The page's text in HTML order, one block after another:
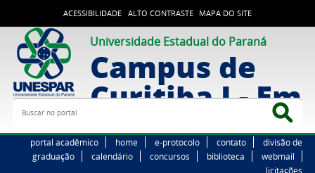
ACESSIBILIDADE ALTO CONTRASTE MAPA DO SITE
Universidade Estadual do Paraná
Campus de
Curitiba I -
Buscar no portal
portal acadêmico home e-protocolo contato
divisão de
graduação
calendário concursos biblioteca
webmail
licitações